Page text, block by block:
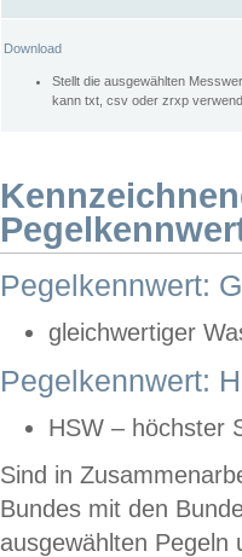
Download
Stellt die ausgewählten
kann txt, csv oder zrxp
Pegelkennwert:
gleichwertiger
Pegelkennwert:
HSW – höchster
Sind in
Bundes mit den
ausgewählten